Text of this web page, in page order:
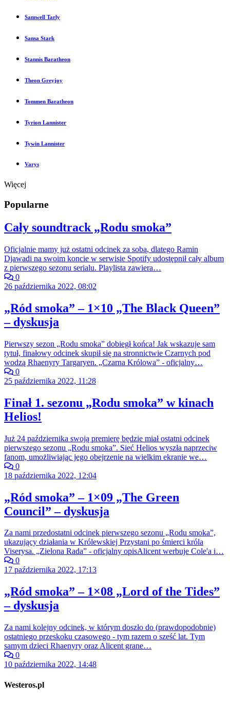
Samwell Tarly
Sansa Stark
Stannis Baratheon
Theon Greyjoy
Tommen Baratheon
Tyrion Lannister
Tywin Lannister
Varys
Więcej
Popularne
Cały soundtrack „Rodu smoka”
Oficjalnie mamy już ostatni odcinek za sobą, dlatego Ramin
Djawadi na swoim koncie w serwisie Spotify udostępnił cały album
z pierwszego sezonu serialu. Playlista zawiera…
0
26 października 2022, 08:02
„Ród smoka” – 1×10 „The Black Queen”
– dyskusja
Pierwszy sezon „Rodu smoka” dobiegł końca! Jak wskazuje sam
tytuł, finałowy odcinek skupił się na stronnictwie Czarnych pod
wodzą Rhaenyry Targaryen. „Czarna Królowa” - oficjalny…
0
25 października 2022, 11:28
Finał 1. sezonu „Rodu smoka” w kinach
Helios!
Już 24 października swoją premierę będzie miał ostatni odcinek
pierwszego sezonu „Rodu smoka”. Sieć Helios wyszła naprzeciw
fanom, umożliwiając jego obejrzenie na wielkim ekranie we…
0
18 października 2022, 12:04
„Ród smoka” – 1×09 „The Green
Council” – dyskusja
Za nami przedostatni odcinek pierwszego sezonu „Rodu smoka”,
ukazujący działania w Królewskiej Przystani po śmierci króla
Viserysa. „Zielona Rada” - oficjalny opisAlicent werbuje Cole'a i…
0
17 października 2022, 17:13
„Ród smoka” – 1×08 „Lord of the Tides”
– dyskusja
Za nami kolejny odcinek, w którym doszło do (prawdopodobnie)
ostatniego przeskoku czasowego - tym razem o sześć lat. Tym
samym dzieci Rhaenyry oraz Alicent grane…
0
10 października 2022, 14:48
Westeros.pl